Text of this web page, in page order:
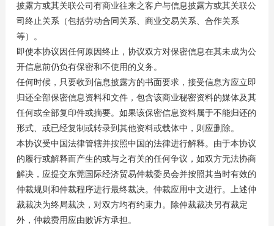
披露方或其关联公司有商业往来之客户与信息披露方或其关联公
司终止关系（包括劳动合同关系、商业交易关系、合作关系
等）。
即使本协议因任何原因终止，协议双方对保密信息在其未成为公
开信息前仍负有保密和不使用的义务。
任何时候，只要收到信息披露方的书面要求，接受信息方应立即
归还全部保密信息资料和文件，包含该商业秘密资料的媒体及其
任何或全部复印件或摘要。如果该保密信息资料属于不能归还的
形式、或已经复制或转录到其他资料或载体中，则应删除。
本协议受中国法律管辖并按照中国的法律进行解释。由于本协议
的履行或解释而产生的或与之有关的任何争议，如双方无法协商
解决，应提交东莞国际经济贸易仲裁委员会并按照其当时有效的
仲裁规则和仲裁程序进行最终裁决。仲裁应用中文进行。上述仲
裁裁决为终局裁决，对双方均有约束力。除仲裁裁决另有裁定
外，仲裁费用应由败诉方承担。